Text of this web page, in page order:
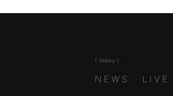
( menu )
NEWS LIVE